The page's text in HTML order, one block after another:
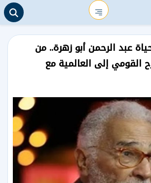
عبد الرحمن أبو زهرة.. من
القومي إلى العالمية مع